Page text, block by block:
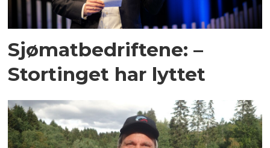
Sjømatbedriftene: –
Stortinget har lyttet